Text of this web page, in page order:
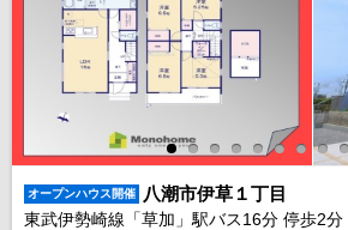
オープンハウス開催 八潮市伊草１丁目
東武伊勢崎線「草加」駅バス16分 停歩2分